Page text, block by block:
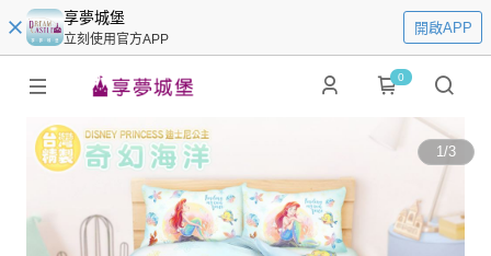
享夢城堡
立刻使用官方APP
開啟APP
0
1/3